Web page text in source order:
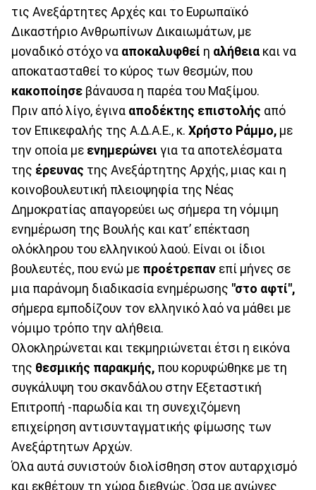
τις Ανεξάρτητες Αρχές και το Ευρωπαϊκό
Δικαστήριο Ανθρωπίνων Δικαιωμάτων, με
μοναδικό στόχο να αποκαλυφθεί η αλήθεια και να
αποκατασταθεί το κύρος των θεσμών, που
κακοποίησε βάναυσα η παρέα του Μαξίμου.
Πριν από λίγο, έγινα αποδέκτης επιστολής από
τον Επικεφαλής της Α.Δ.Α.Ε., κ. Χρήστο Ράμμο, με
την οποία με ενημερώνει για τα αποτελέσματα
της έρευνας της Ανεξάρτητης Αρχής, μιας και η
κοινοβουλευτική πλειοψηφία της Νέας
Δημοκρατίας απαγορεύει ως σήμερα τη νόμιμη
ενημέρωση της Βουλής και κατ’ επέκταση
ολόκληρου του ελληνικού λαού. Είναι οι ίδιοι
βουλευτές, που ενώ με προέτρεπαν επί μήνες σε
μια παράνομη διαδικασία ενημέρωσης "στο αφτί",
σήμερα εμποδίζουν τον ελληνικό λαό να μάθει με
νόμιμο τρόπο την αλήθεια.
Ολοκληρώνεται και τεκμηριώνεται έτσι η εικόνα
της θεσμικής παρακμής, που κορυφώθηκε με τη
συγκάλυψη του σκανδάλου στην Εξεταστική
Επιτροπή -παρωδία και τη συνεχιζόμενη
επιχείρηση αντισυνταγματικής φίμωσης των
Ανεξάρτητων Αρχών.
Όλα αυτά συνιστούν διολίσθηση στον αυταρχισμό
και εκθέτουν τη χώρα διεθνώς. Όσα με αγώνες